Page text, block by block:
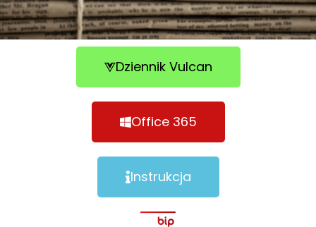
Dziennik Vulcan
Office 365
Instrukcja